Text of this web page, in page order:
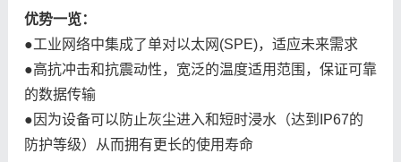
优势一览：
●工业网络中集成了单对以太网(SPE)，适应未来需求
●高抗冲击和抗震动性，宽泛的温度适用范围，保证可靠
的数据传输
●因为设备可以防止灰尘进入和短时浸水（达到IP67的
防护等级）从而拥有更长的使用寿命